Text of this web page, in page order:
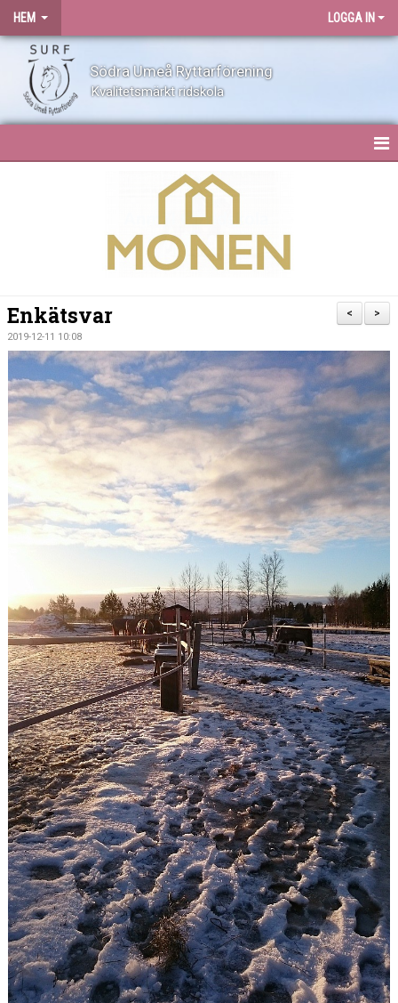
HEM LOGGA IN
Södra Umeå Ryttarförening
Kvalitetsmärkt ridskola
ANLÄGGNING
BLI MEDLEM
RIDHUSBOKNINGAR
IDEELLT ARBETE
PROVISIONSFÖRSÄLJNING
FRAMSTEG
SURF-FONDEN
SURF-HÄNG
TORSDAGSDRESSYREN
BOKNINGAR
>
<
Enkätsvar
2019-12-11 10:08